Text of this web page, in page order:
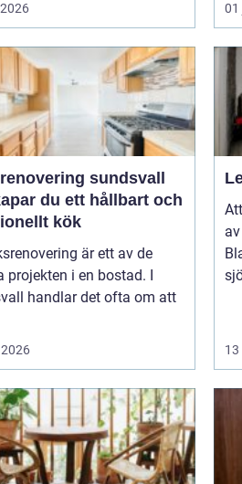
01
sundsvall
du ett hållbart och
kök
är ett av de
projekten i en bostad. I
handlar det ofta om att
13